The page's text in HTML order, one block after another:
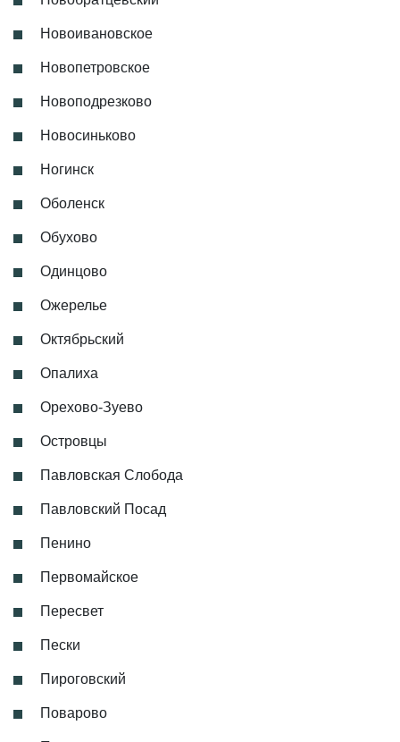
Новоивановское
Новопетровское
Новоподрезково
Новосиньково
Ногинск
Оболенск
Обухово
Одинцово
Ожерелье
Октябрьский
Опалиха
Орехово-Зуево
Островцы
Павловская Слобода
Павловский Посад
Пенино
Первомайское
Пересвет
Пески
Пироговский
Поварово